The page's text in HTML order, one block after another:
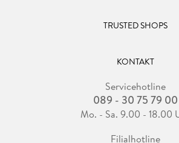
TRUSTED SHOPS
KONTAKT
Servicehotline
089 - 30 75 79 00
Mo. - Sa. 9.00 - 18.00
Filialhotline